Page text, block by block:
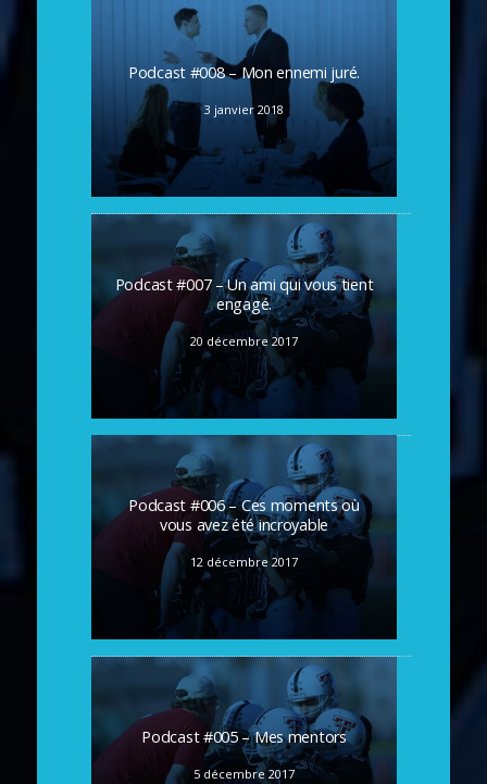
Podcast #008 – Mon ennemi juré.
3 janvier 2018
Podcast #007 – Un ami qui vous tient
engagé.
20 décembre 2017
Podcast #006 – Ces moments où
vous avez été incroyable
12 décembre 2017
Podcast #005 – Mes mentors
5 décembre 2017